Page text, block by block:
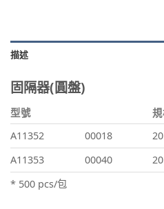
描述
固隔器(圓盤)
型號
A11352
00018 20
A11353
00040 20
* 500 pcs/包